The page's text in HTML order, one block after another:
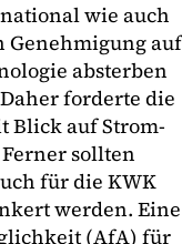
wie auch
auf
absterben
forderte die
Blick auf Strom-
sollten
für die KWK
werden. Eine
(AfA) für